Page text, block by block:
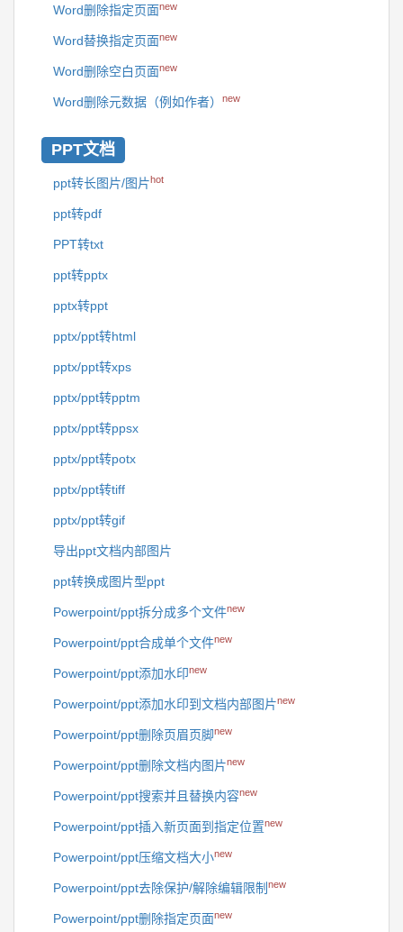
Word删除指定页面new
Word替换指定页面new
Word删除空白页面new
Word删除元数据（例如作者） new
PPT文档
ppt转长图片/图片hot
ppt转pdf
PPT转txt
ppt转pptx
pptx转ppt
pptx/ppt转html
pptx/ppt转xps
pptx/ppt转pptm
pptx/ppt转ppsx
pptx/ppt转potx
pptx/ppt转tiff
pptx/ppt转gif
导出ppt文档内部图片
ppt转换成图片型ppt
Powerpoint/ppt拆分成多个文件new
Powerpoint/ppt合成单个文件new
Powerpoint/ppt添加水印new
Powerpoint/ppt添加水印到文档内部图片new
Powerpoint/ppt删除页眉页脚new
Powerpoint/ppt删除文档内图片new
Powerpoint/ppt搜索并且替换内容new
Powerpoint/ppt插入新页面到指定位置new
Powerpoint/ppt压缩文档大小new
Powerpoint/ppt去除保护/解除编辑限制 new
Powerpoint/ppt删除指定页面new